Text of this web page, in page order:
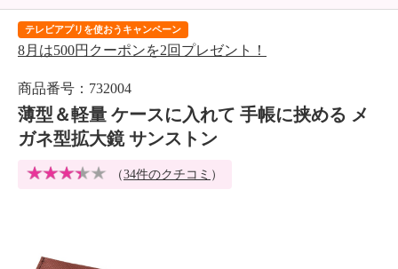
テレビアプリを使おうキャンペーン
8月は500円クーポンを2回プレゼント！
商品番号：732004
薄型＆軽量 ケースに入れて 手帳に挟める メ
ガネ型拡大鏡 サンストン
（34件のクチコミ ）